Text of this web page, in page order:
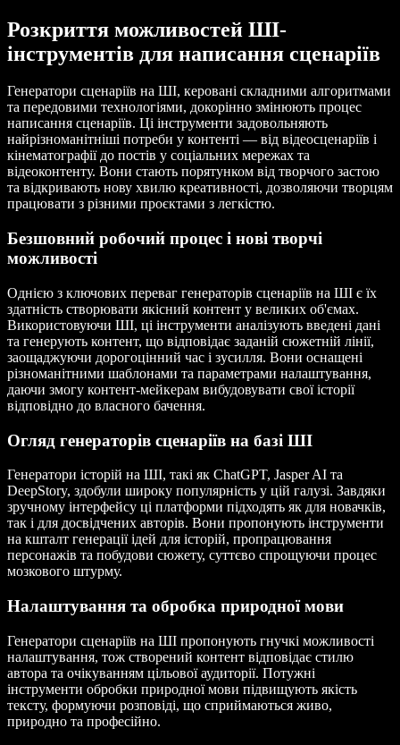
Розкриття можливостей ШІ-
інструментів для написання сценаріїв
Генератори сценаріїв на ШІ, керовані складними алгоритмами
та передовими технологіями, докорінно змінюють процес
написання сценаріїв. Ці інструменти задовольняють
найрізноманітніші потреби у контенті — від відеосценаріїв і
кінематографії до постів у соціальних мережах та
відеоконтенту. Вони стають порятунком від творчого застою
та відкривають нову хвилю креативності, дозволяючи творцям
працювати з різними проєктами з легкістю.
Безшовний робочий процес і нові творчі
можливості
Однією з ключових переваг генераторів сценаріїв на ШІ є їх
здатність створювати якісний контент у великих об'ємах.
Використовуючи ШІ, ці інструменти аналізують введені дані
та генерують контент, що відповідає заданій сюжетній лінії,
заощаджуючи дорогоцінний час і зусилля. Вони оснащені
різноманітними шаблонами та параметрами налаштування,
даючи змогу контент-мейкерам вибудовувати свої історії
відповідно до власного бачення.
Огляд генераторів сценаріїв на базі ШІ
Генератори історій на ШІ, такі як ChatGPT, Jasper AI та
DeepStory, здобули широку популярність у цій галузі. Завдяки
зручному інтерфейсу ці платформи підходять як для новачків,
так і для досвідчених авторів. Вони пропонують інструменти
на кшталт генерації ідей для історій, пропрацювання
персонажів та побудови сюжету, суттєво спрощуючи процес
мозкового штурму.
Налаштування та обробка природної мови
Генератори сценаріїв на ШІ пропонують гнучкі можливості
налаштування, тож створений контент відповідає стилю
автора та очікуванням цільової аудиторії. Потужні
інструменти обробки природної мови підвищують якість
тексту, формуючи розповіді, що сприймаються живо,
природно та професійно.